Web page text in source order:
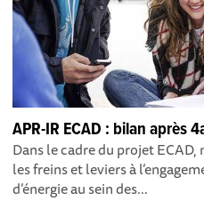
APR-IR ECAD : bilan après
Dans le cadre du projet
les freins et leviers à
d’énergie au sein des...